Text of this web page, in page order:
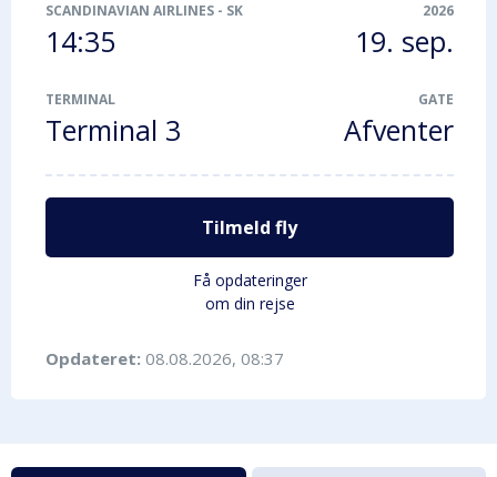
SCANDINAVIAN AIRLINES - SK2952
14:35
2026
19. sep.
TERMINAL
Terminal 3
GATE
Afventer
Tilmeld fly
Få opdateringer
om din rejse
Opdateret: 08.08.2026, 08:37